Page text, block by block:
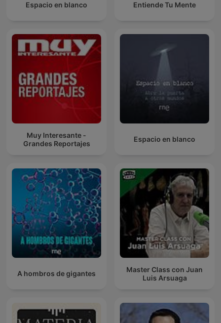
Espacio en blanco Entiende Tu Mente
Muy Interesante -
Grandes Reportajes
Espacio en blanco
A hombros de gigantes
Master Class con Juan
Luis Arsuaga